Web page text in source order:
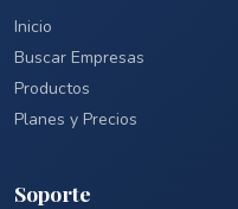
Inicio
Buscar Empresas
Productos
Planes y Precios
Soporte